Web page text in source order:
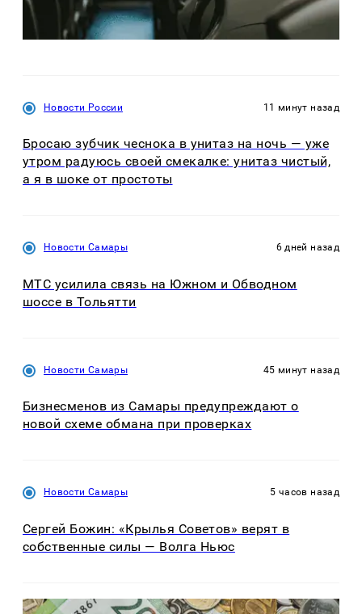
Новости России 11 минут назад
Бросаю зубчик чеснока в унитаз на ночь — уже
утром радуюсь своей смекалке: унитаз чистый,
а я в шоке от простоты
Новости Самары 6 дней назад
МТС усилила связь на Южном и Обводном
шоссе в Тольятти
Новости Самары 45 минут назад
Бизнесменов из Самары предупреждают о
новой схеме обмана при проверках
Новости Самары 5 часов назад
Сергей Божин: «Крылья Советов» верят в
собственные силы — Волга Ньюс